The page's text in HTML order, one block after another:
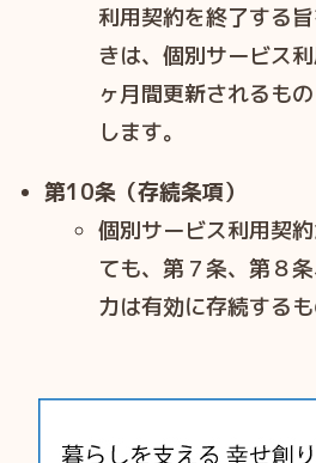
利用契約を終了する
きは、個別サービス
ヶ月間更新されるも
します。
第10条（存続条項）
個別サービス利用契
ても、第７条、第８
力は有効に存続するも